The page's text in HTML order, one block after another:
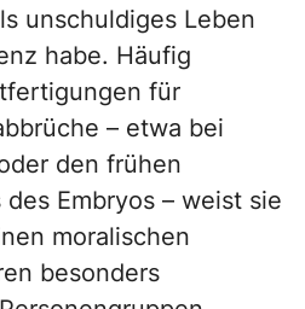
unschuldiges Leben
habe. Häufig
für
– etwa bei
den frühen
Embryos – weist sie
moralischen
besonders